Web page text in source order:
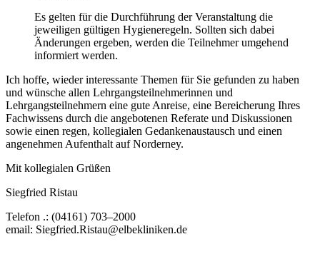
Es gelten für die Durchführung der Veranstaltung die
jeweiligen gültigen Hygieneregeln. Sollten sich dabei
Änderungen ergeben, werden die Teilnehmer umgehend
informiert werden.
Ich hoffe, wieder interessante Themen für Sie gefunden zu haben
und wünsche allen Lehrgangsteilnehmerinnen und
Lehrgangsteilnehmern eine gute Anreise, eine Bereicherung Ihres
Fachwissens durch die angebotenen Referate und Diskussionen
sowie einen regen, kollegialen Gedankenaustausch und einen
angenehmen Aufenthalt auf Norderney.
Mit kollegialen Grüßen
Siegfried Ristau
Telefon .: (04161) 703–2000
email: Siegfried.Ristau@elbekliniken.de